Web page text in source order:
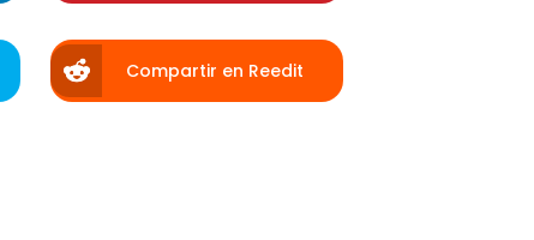
Compartir en Reedit